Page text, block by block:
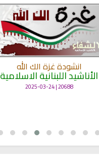
انشودة غزة الك الله
الأناشيد اللبنانية الاسلامية
20688 | 2025-03-24